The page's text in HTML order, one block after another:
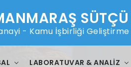
- Kamu İşbirliği
LABORATUVAR & ANALIZ